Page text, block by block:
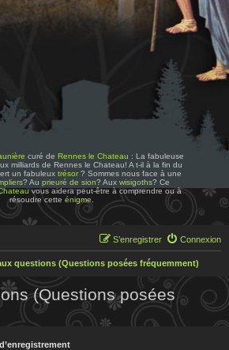
curé de Rennes le Chateau : La fabuleuse
milliards de Rennes le Chateau! A t-il à la fin du
un fabuleux trésor? Sommes nous face à une
? Au prieuré de sion? Aux wisigoths? Ce
vous aidera peut-être à comprendre ou à
résoudre cetteénigme
Connexion
S’enregistrer
questions (Questions posées fréquemment)
(Questions posées